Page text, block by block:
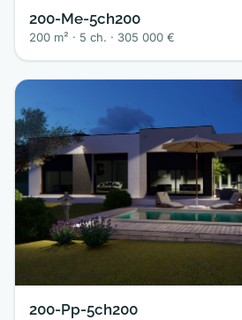
200-Me-5ch200
200 m² · 5 ch. · 305 000 €
200-Pp-5ch200